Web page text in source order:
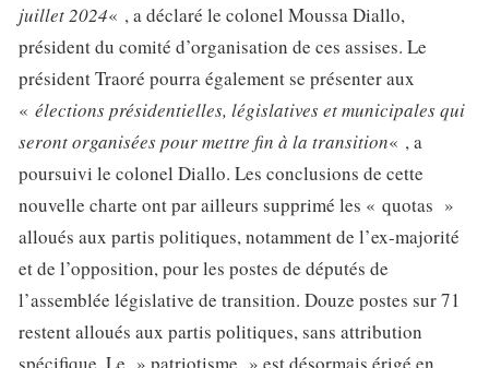
juillet 2024« , a déclaré le colonel Moussa Diallo,
président du comité d’organisation de ces assises. Le
président Traoré pourra également se présenter aux
« élections présidentielles, législatives et municipales qui
seront organisées pour mettre fin à la transition« , a
poursuivi le colonel Diallo. Les conclusions de cette
nouvelle charte ont par ailleurs supprimé les « quotas »
alloués aux partis politiques, notamment de l’ex-majorité
et de l’opposition, pour les postes de députés de
l’assemblée législative de transition. Douze postes sur 71
restent alloués aux partis politiques, sans attribution
spécifique. Le » patriotisme » est désormais érigé en